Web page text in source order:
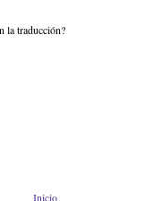
la traducción?
Inicio